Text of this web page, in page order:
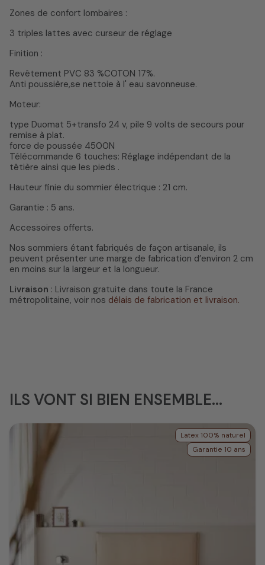
Zones de confort lombaires :
3 triples lattes avec curseur de réglage
Finition :
Revêtement PVC 83 %COTON 17%.
Anti poussière,se nettoie à l' eau savonneuse.
Moteur:
type Duomat 5+transfo 24 v, pile 9 volts de secours pour
remise à plat.
force de poussée 4500N
Télécommande 6 touches: Réglage indépendant de la
têtière ainsi que les pieds .
Hauteur finie du sommier électrique : 21 cm.
Garantie : 5 ans.
Accessoires offerts.
Nos sommiers étant fabriqués de façon artisanale, ils
peuvent présenter une marge de fabrication d’environ 2 cm
en moins sur la largeur et la longueur.
Livraison : Livraison gratuite dans toute la France
métropolitaine, voir nos délais de fabrication et livraison.
ILS VONT SI BIEN ENSEMBLE...
Latex 100% naturel
Garantie 10 ans